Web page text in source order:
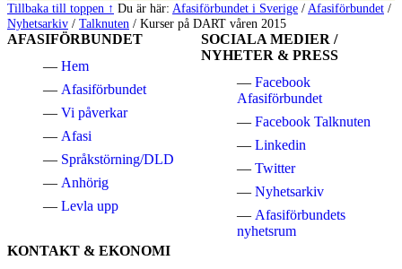
Tillbaka till toppen ↑ Du är här: Afasiförbundet i Sverige / Afasiförbundet /
Nyhetsarkiv / Talknuten / Kurser på DART våren 2015
AFASIFÖRBUNDET
Hem
Afasiförbundet
Vi påverkar
Afasi
Språkstörning/DLD
Anhörig
Levla upp
SOCIALA MEDIER /
NYHETER & PRESS
Facebook
Afasiförbundet
Facebook Talknuten
Linkedin
Twitter
Nyhetsarkiv
Afasiförbundets
nyhetsrum
KONTAKT & EKONOMI